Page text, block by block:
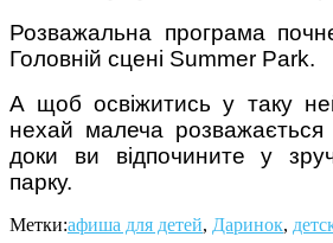
Розважальна програма
Головній сцені Summer Park.
А щоб освіжитись у таку
нехай малеча розважається
доки ви відпочините у
парку.
Метки:афиша для детей, Даринок,